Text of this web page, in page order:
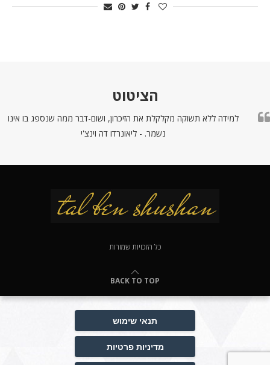
הציטוט
למידה ללא תשוקה מקלקלת את הזיכרון, ושום-דבר ממה שנספג בו אינו
נשמר. - ליאונרדו דה וינצ'י
כל הזכויות שמורות
BACK TO TOP
תנאי שימוש
מדיניות פרטיות